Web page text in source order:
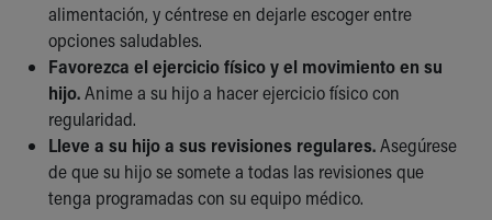
alimentación, y céntrese en dejarle escoger entre
opciones saludables.
Favorezca el ejercicio físico y el movimiento en su
hijo.Anime a su hijo a hacer ejercicio físico con
regularidad.
Lleve a su hijo a sus revisiones regulares.Asegúrese
de que su hijo se somete a todas las revisiones que
tenga programadas con su equipo médico.